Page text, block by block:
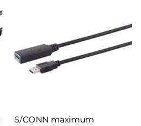
S/CONN maximum